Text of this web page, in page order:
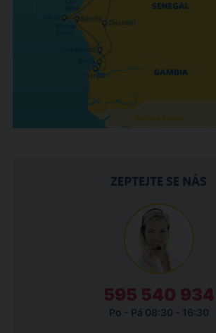
ZEPTEJTE SE NÁS
595 540 934
Po - Pá 08:30 - 16:30